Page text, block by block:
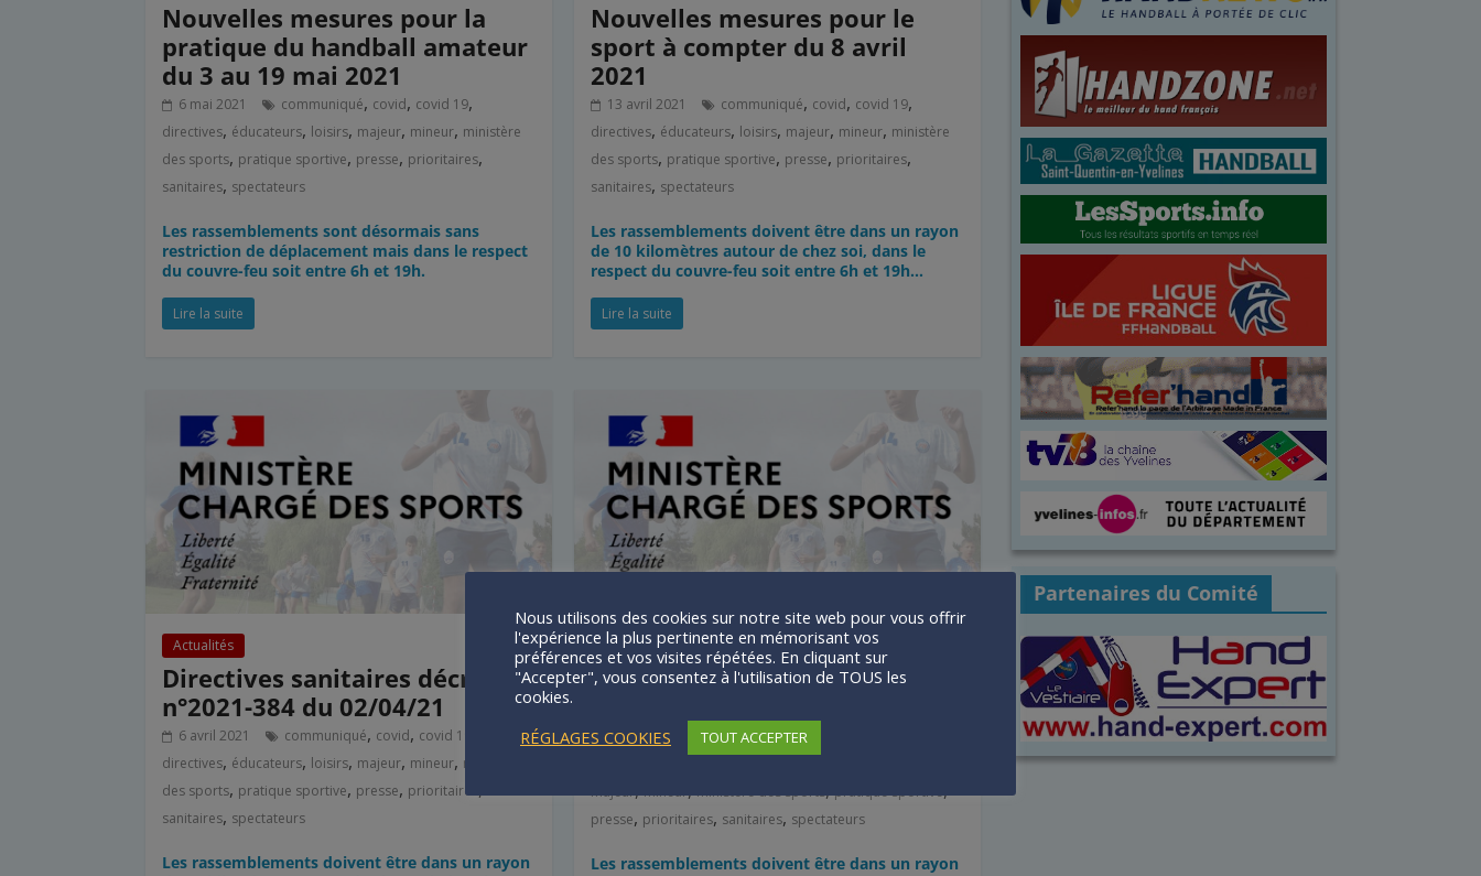
Nouvelles mesures pour la
pratique du handball amateur
du 3 au 19 mai 2021
6 mai 2021 communiqué, covid, covid 19,
directives, éducateurs, loisirs, majeur, mineur, ministère
des sports, pratique sportive, presse, prioritaires,
sanitaires, spectateurs
Les rassemblements sont désormais sans
restriction de déplacement mais dans le respect
du couvre-feu soit entre 6h et 19h.
Lire la suite
Nouvelles mesures pour le
sport à compter du 8 avril
2021
13 avril 2021 communiqué, covid, covid 19,
directives, éducateurs, loisirs, majeur, mineur, ministère
des sports, pratique sportive, presse, prioritaires,
sanitaires, spectateurs
Les rassemblements doivent être dans un rayon
de 10 kilomètres autour de chez soi, dans le
respect du couvre-feu soit entre 6h et 19h…
Lire la suite
Actualités
Directives sanitaires décret
n°2021-384 du 02/04/21
6 avril 2021 communiqué, covid, covid 19
directives, éducateurs, loisirs, majeur, mineur, ministère
des sports, pratique sportive, presse, prioritaires
sanitaires, spectateurs
Les rassemblements doivent être dans un rayon
Actualités
Application des décisions
partir du 20 Mars 2021
,
majeur,mineur,ministère des sports,pratique sportive,
presse, prioritaires, sanitaires, spectateurs
Les rassemblements doivent être dans un rayon
Partenaires du Comité
Nous utilisons des cookies sur notre site web pour vous offrir
l'expérience la plus pertinente en mémorisant vos
préférences et vos visites répétées. En cliquant sur
"Accepter", vous consentez à l'utilisation de TOUS les
cookies.
RÉGLAGES COOKIES
TOUT ACCEPTER